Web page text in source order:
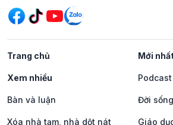
Trang chủ Mới
Xem nhiều Podcast
Bàn và luận Đời
Xóa nhà tạm, nhà dột nát Giáo